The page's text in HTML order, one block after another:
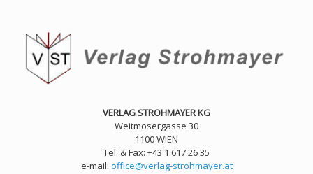
springen
VERLAG STROHMAYER KG
Weitmosergasse 30
1100 WIEN
Tel. & Fax: +43 1 617 26 35
e-mail: office@verlag-strohmayer.at